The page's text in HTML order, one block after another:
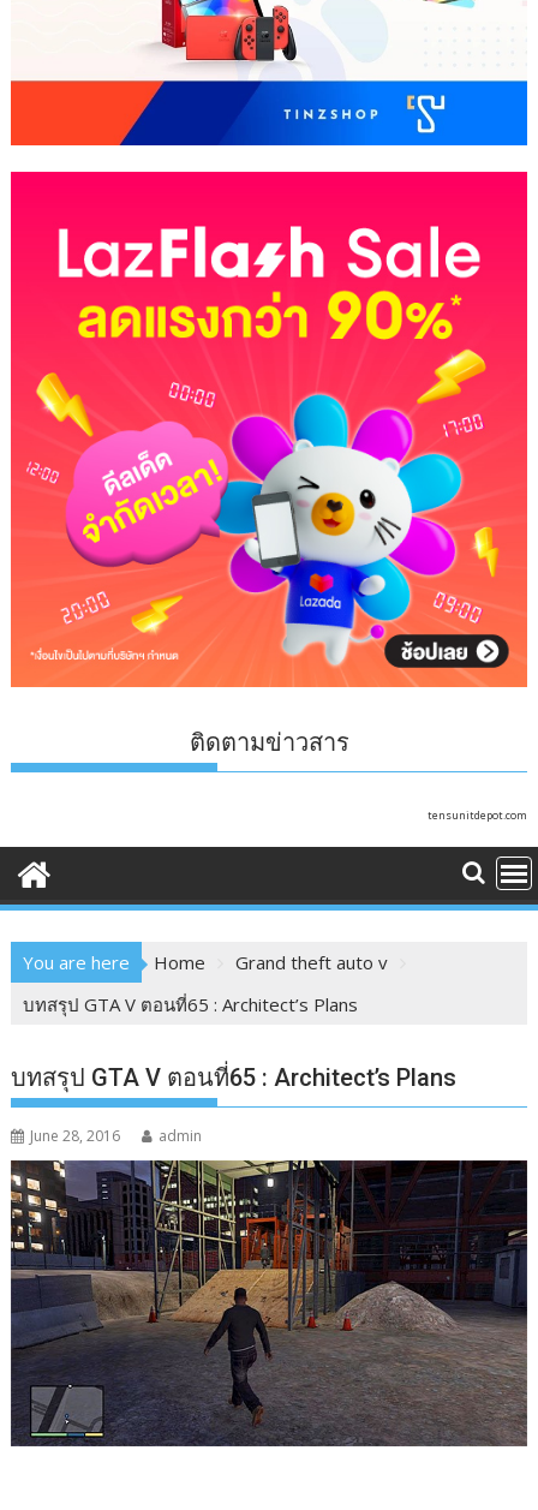
ติดตามข่าวสาร
tensunitdepot.com
You are here Home
Grand theft auto v
บทสรุป GTA V ตอนที่65 : Architect’s Plans
บทสรุป GTA V ตอนที่65 : Architect’s Plans
June 28, 2016 admin